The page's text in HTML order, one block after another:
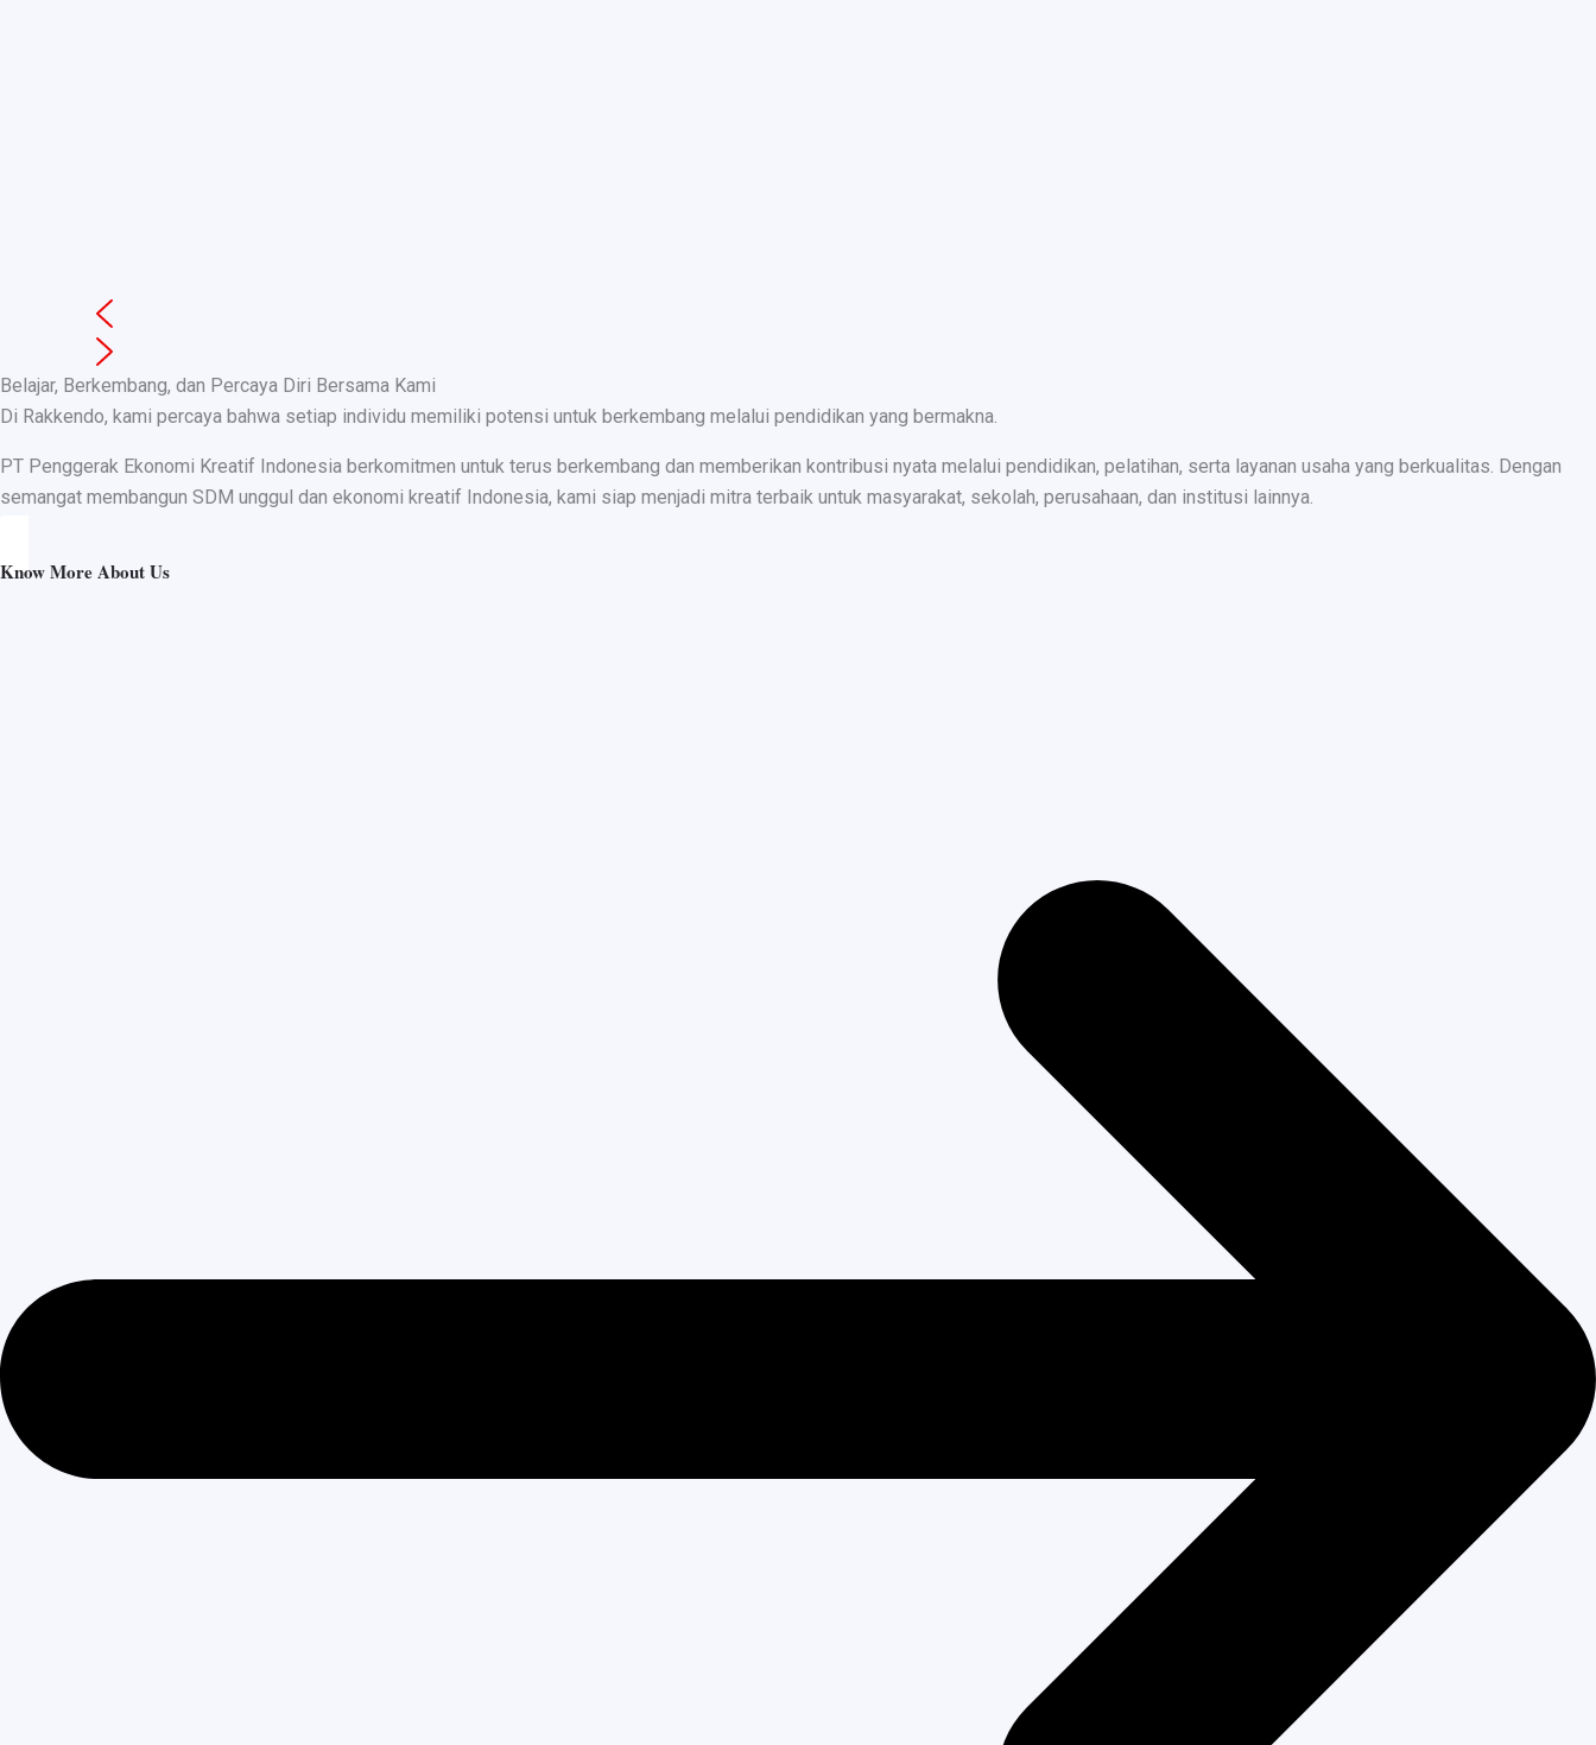
Belajar, Berkembang, dan Percaya Diri Bersama Kami
Di Rakkendo, kami percaya bahwa setiap individu memiliki potensi untuk berkembang melalui pendidikan yang bermakna.
PT Penggerak Ekonomi Kreatif Indonesia berkomitmen untuk terus berkembang dan memberikan kontribusi nyata melalui pendidikan, pelatihan, serta layanan usaha yang berkualitas. Dengan
semangat membangun SDM unggul dan ekonomi kreatif Indonesia, kami siap menjadi mitra terbaik untuk masyarakat, sekolah, perusahaan, dan institusi lainnya.
Know More About Us